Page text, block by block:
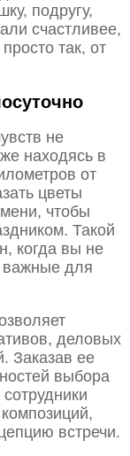
подругу,
счастливее,
так, от
не
находясь в
от
цветы
чтобы
Такой
когда вы не
для
деловых
Заказав ее
выбора
встречи.